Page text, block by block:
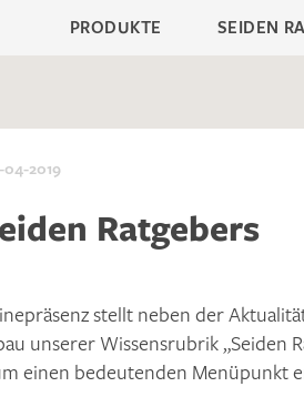
PRODUKTE SEIDEN
04-2019
Ratgebers
stellt neben der
unserer Wissensrubrik „Seiden
einen bedeutenden Menüpunkt